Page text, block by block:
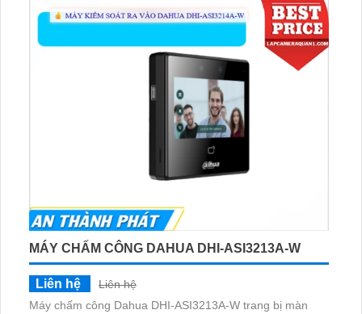
MÁY CHẤM CÔNG DAHUA DHI-ASI3213A-W
Liên hệ
Liên hệ
Máy chấm công Dahua DHI-ASI3213A-W trang bị màn